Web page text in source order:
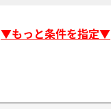
▼もっと条件を指定▼